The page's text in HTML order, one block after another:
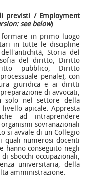
previsti / Employment
see below)
in primo luogo
in tutte le discipline
Storia del
del diritto, Diritto
pubblico, Diritto
penale), con
giuridica e ai diritti
di avvocati,
solo nel settore della
apicale. Appresta
ad intraprendere
sovranazionali
si avvale di un Collegio
quali numerosi docenti
hanno conseguito negli
sbocchi occupazionali,
universitaria, della
amministrazione.